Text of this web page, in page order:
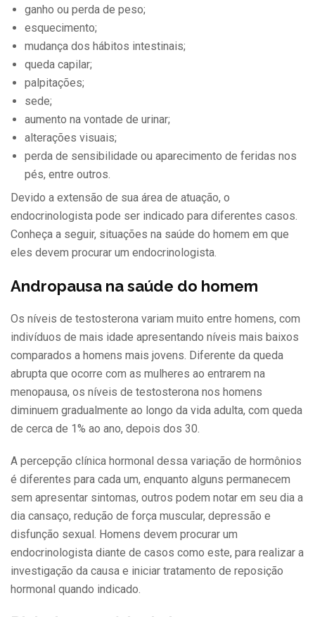
ganho ou perda de peso;
esquecimento;
mudança dos hábitos intestinais;
queda capilar;
palpitações;
sede;
aumento na vontade de urinar;
alterações visuais;
perda de sensibilidade ou aparecimento de feridas nos
pés, entre outros.
Devido a extensão de sua área de atuação, o
endocrinologista pode ser indicado para diferentes casos.
Conheça a seguir, situações na saúde do homem em que
eles devem procurar um endocrinologista.
Andropausa na saúde do homem
Os níveis de testosterona variam muito entre homens, com
indivíduos de mais idade apresentando níveis mais baixos
comparados a homens mais jovens. Diferente da queda
abrupta que ocorre com as mulheres ao entrarem na
menopausa, os níveis de testosterona nos homens
diminuem gradualmente ao longo da vida adulta, com queda
de cerca de 1% ao ano, depois dos 30.
A percepção clínica hormonal dessa variação de hormônios
é diferentes para cada um, enquanto alguns permanecem
sem apresentar sintomas, outros podem notar em seu dia a
dia cansaço, redução de força muscular, depressão e
disfunção sexual. Homens devem procurar um
endocrinologista diante de casos como este, para realizar a
investigação da causa e iniciar tratamento de reposição
hormonal quando indicado.